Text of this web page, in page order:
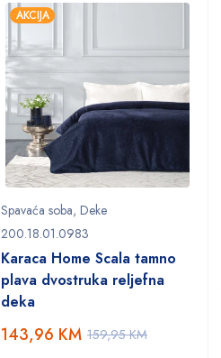
AKCIJA
Spavaća soba, Deke
200.18.01.0983
Karaca Home Scala tamno
plava dvostruka reljefna
deka
159,95KM
143,96 KM